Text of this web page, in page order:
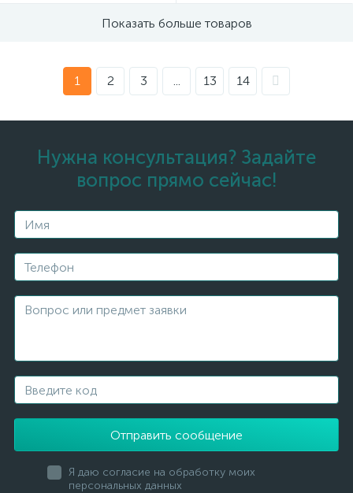
Показать больше товаров
1 2 3 ... 13 14
Нужна консультация? Задайте
вопрос прямо сейчас!
Отправить сообщение
Я даю согласие на обработку моих
персональных данных